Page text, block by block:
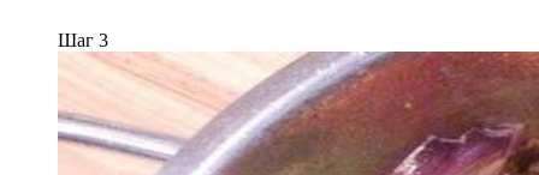
Шаг 3